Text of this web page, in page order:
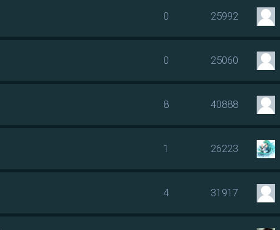
0 25992
0 25060
8 40888
1 26223
4 31917